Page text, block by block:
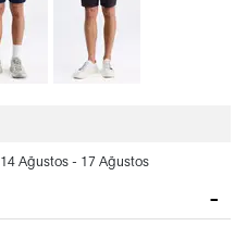
14 Ağustos - 17 Ağustos